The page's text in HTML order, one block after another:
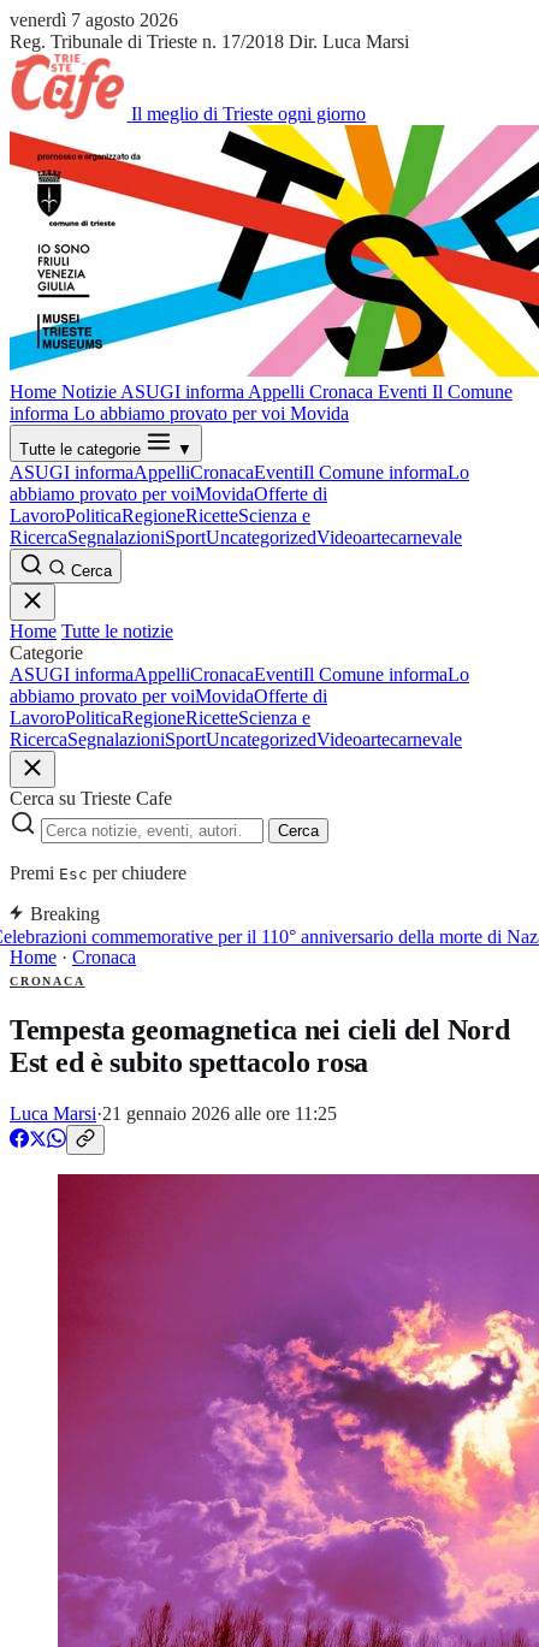
venerdì 7 agosto 2026
Reg. Tribunale di Trieste n. 17/2018 Dir. Luca Marsi
Il meglio di Trieste ogni giorno
Home Notizie ASUGI informa Appelli Cronaca Eventi Il Comune
informa Lo abbiamo provato per voi Movida
Tutte le categorie ▼
ASUGI informaAppelliCronacaEventiIl Comune informaLo
abbiamo provato per voiMovidaOfferte di
LavoroPoliticaRegioneRicetteScienza e
RicercaSegnalazioniSportUncategorizedVideoartecarnevale
Cerca
Home Tutte le notizie
Categorie
ASUGI informaAppelliCronacaEventiIl Comune informaLo
abbiamo provato per voiMovidaOfferte di
LavoroPoliticaRegioneRicetteScienza e
RicercaSegnalazioniSportUncategorizedVideoartecarnevale
Cerca su Trieste Cafe
Cerca
Premi Esc per chiudere
Breaking
commemorative per il 110° anniversario della morte di
Home · Cronaca
CRONACA
Tempesta geomagnetica nei cieli del Nord
Est ed è subito spettacolo rosa
Luca Marsi·21 gennaio 2026 alle ore 11:25